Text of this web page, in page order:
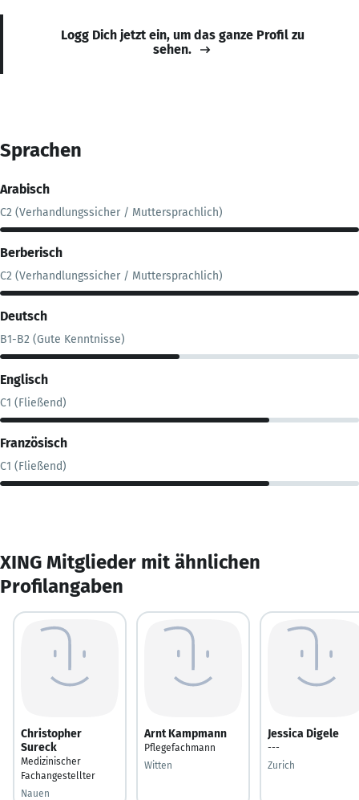
Logg Dich jetzt ein, um das ganze Profil zu
sehen.
Sprachen
Arabisch
C2 (Verhandlungssicher / Muttersprachlich)
Berberisch
C2 (Verhandlungssicher / Muttersprachlich)
Deutsch
B1-B2 (Gute Kenntnisse)
Englisch
C1 (Fließend)
Französisch
C1 (Fließend)
XING Mitglieder mit ähnlichen
Profilangaben
Christopher
Sureck
Medizinischer
Fachangestellter
Nauen
Arnt Kampmann
Pflegefachmann
Witten
Jessica Digele
---
Zurich